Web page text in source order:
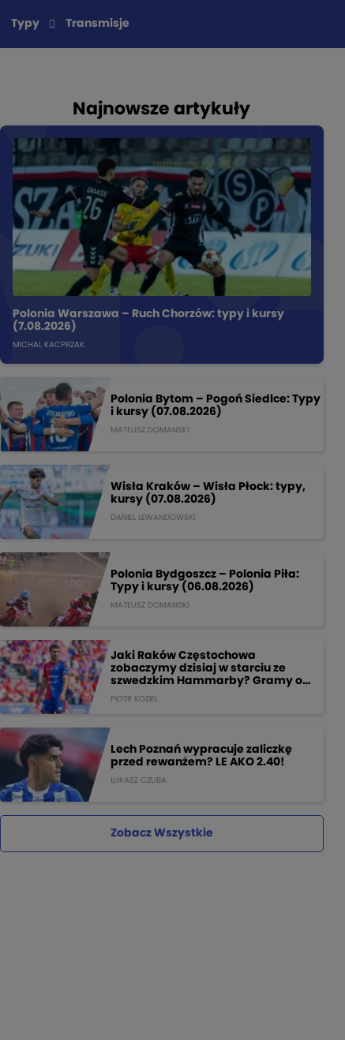
Typy Transmisje
Najnowsze artykuły
Polonia Warszawa – Ruch Chorzów: typy i kursy
(7.08.2026)
MICHAL KACPRZAK
Polonia Bytom – Pogoń Siedlce: Typy
i kursy (07.08.2026)
MATEUSZ DOMANSKI
Wisła Kraków – Wisła Płock: typy,
kursy (07.08.2026)
DANIEL LEWANDOWSKI
Polonia Bydgoszcz – Polonia Piła:
Typy i kursy (06.08.2026)
MATEUSZ DOMANSKI
Jaki Raków Częstochowa
zobaczymy dzisiaj w starciu ze
szwedzkim Hammarby? Gramy o
PIOTR KOZIEL
Lech Poznań wypracuje zaliczkę
przed rewanżem? LE AKO 2.40!
ŁUKASZ CZUBA
Zobacz Wszystkie